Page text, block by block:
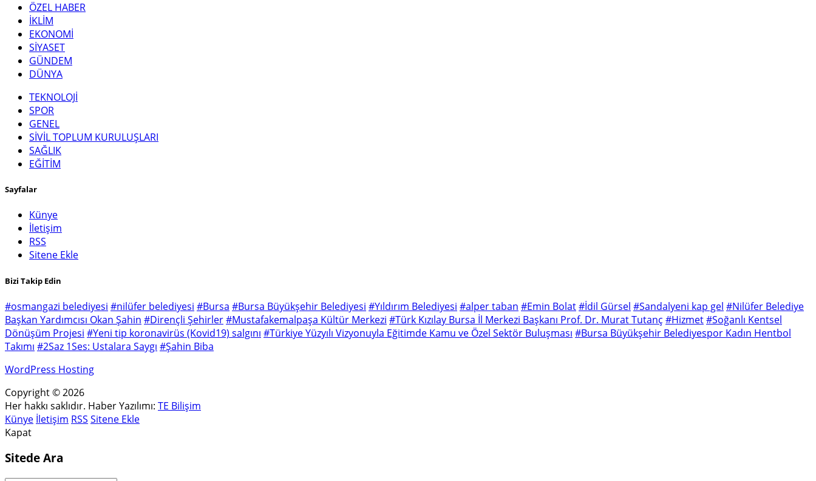
ÖZEL HABER
İKLİM
EKONOMİ
SİYASET
GÜNDEM
DÜNYA
TEKNOLOJİ
SPOR
GENEL
SİVİL TOPLUM KURULUŞLARI
SAĞLIK
EĞİTİM
Sayfalar
Künye
İletişim
RSS
Sitene Ekle
Bizi Takip Edin
#osmangazi belediyesi #nilüfer belediyesi #Bursa #Bursa Büyükşehir Belediyesi #Yıldırım Belediyesi #alper taban #Emin Bolat#İdil Gürsel #Sandalyeni kap gel #Nilüfer Belediye
Başkan Yardımcısı Okan Şahin #Dirençli Şehirler#Mustafakemalpaşa Kültür Merkezi #Türk Kızılay Bursa İl Merkezi Başkanı Prof. Dr. Murat Tutanç #Hizmet#Soğanlı Kentsel
Dönüşüm Projesi #Yeni tip koronavirüs (Kovid19) salgını #Türkiye Yüzyılı Vizyonuyla Eğitimde Kamu ve Özel Sektör Buluşması #Bursa Büyükşehir Belediyespor Kadın Hentbol
Takımı #2Saz 1Ses: Ustalara Saygı #Şahin Biba
WordPress Hosting
Copyright © 2026
Her hakkı saklıdır. Haber Yazılımı: TE Bilişim
Künye İletişim RSS Sitene Ekle
Kapat
Sitede Ara